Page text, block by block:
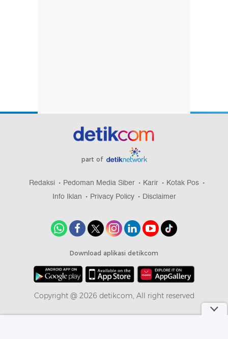
part of
Redaksi Pedoman Media Siber Karir
Kotak Pos
Info Iklan
Privacy Policy Disclaimer
Download aplikasi detikcom
Copyright @ 2026 detikcom, All right reserved